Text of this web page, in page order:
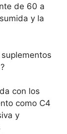
de 60 a
y la
con los
como C4
y